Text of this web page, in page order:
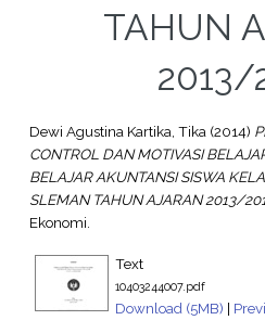
TAHUN
2013/
Dewi Agustina Kartika, Tika(2014)
CONTROL DAN MOTIVASI
BELAJAR AKUNTANSI SISWA
SLEMAN TAHUN AJARAN 2013/
Ekonomi.
Text
10403244007.pdf
Download (5MB) |